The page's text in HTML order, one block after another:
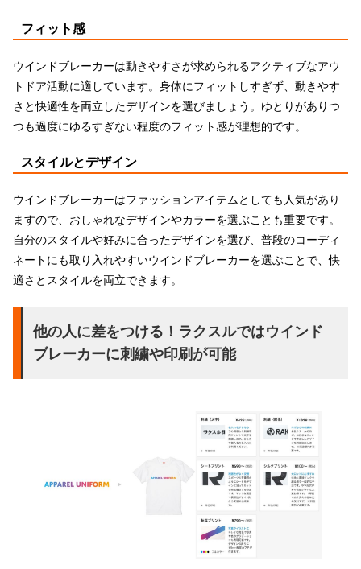
フィット感
ウインドブレーカーは動きやすさが求められるアクティブなアウ
トドア活動に適しています。身体にフィットしすぎず、動きやす
さと快適性を両立したデザインを選びましょう。ゆとりがありつ
つも過度にゆるすぎない程度のフィット感が理想的です。
スタイルとデザイン
ウインドブレーカーはファッションアイテムとしても人気があり
ますので、おしゃれなデザインやカラーを選ぶことも重要です。
自分のスタイルや好みに合ったデザインを選び、普段のコーディ
ネートにも取り入れやすいウインドブレーカーを選ぶことで、快
適さとスタイルを両立できます。
他の人に差をつける！ラクスルではウインド
ブレーカーに刺繍や印刷が可能